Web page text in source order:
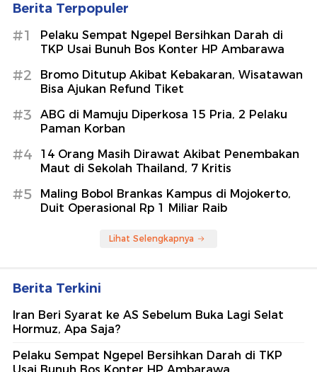
Berita Terpopuler
#1
Pelaku Sempat Ngepel Bersihkan Darah di
TKP Usai Bunuh Bos Konter HP Ambarawa
#2
Bromo Ditutup Akibat Kebakaran, Wisatawan
Bisa Ajukan Refund Tiket
#3
ABG di Mamuju Diperkosa 15 Pria, 2 Pelaku
Paman Korban
#4
14 Orang Masih Dirawat Akibat Penembakan
Maut di Sekolah Thailand, 7 Kritis
#5
Maling Bobol Brankas Kampus di Mojokerto,
Duit Operasional Rp 1 Miliar Raib
Lihat Selengkapnya
Berita Terkini
Iran Beri Syarat ke AS Sebelum Buka Lagi Selat
Hormuz, Apa Saja?
Pelaku Sempat Ngepel Bersihkan Darah di TKP